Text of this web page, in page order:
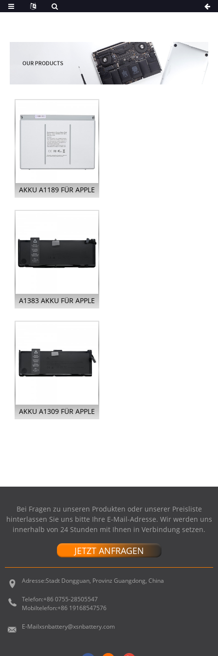
AKKU A1189 FÜR APPLE
A1383 AKKU FÜR APPLE
AKKU A1309 FÜR APPLE
Bei Fragen zu unseren Produkten oder unserer Preisliste
hinterlassen Sie uns bitte Ihre E-Mail-Adresse. Wir werden uns
innerhalb von 24 Stunden mit Ihnen in Verbindung setzen.
JETZT ANFRAGEN
Adresse:Stadt Dongguan, Provinz Guangdong, China
Telefon:+86 0755-28505547
Mobiltelefon:+86 19168547576
E-Mailxsnbattery@xsnbattery.com